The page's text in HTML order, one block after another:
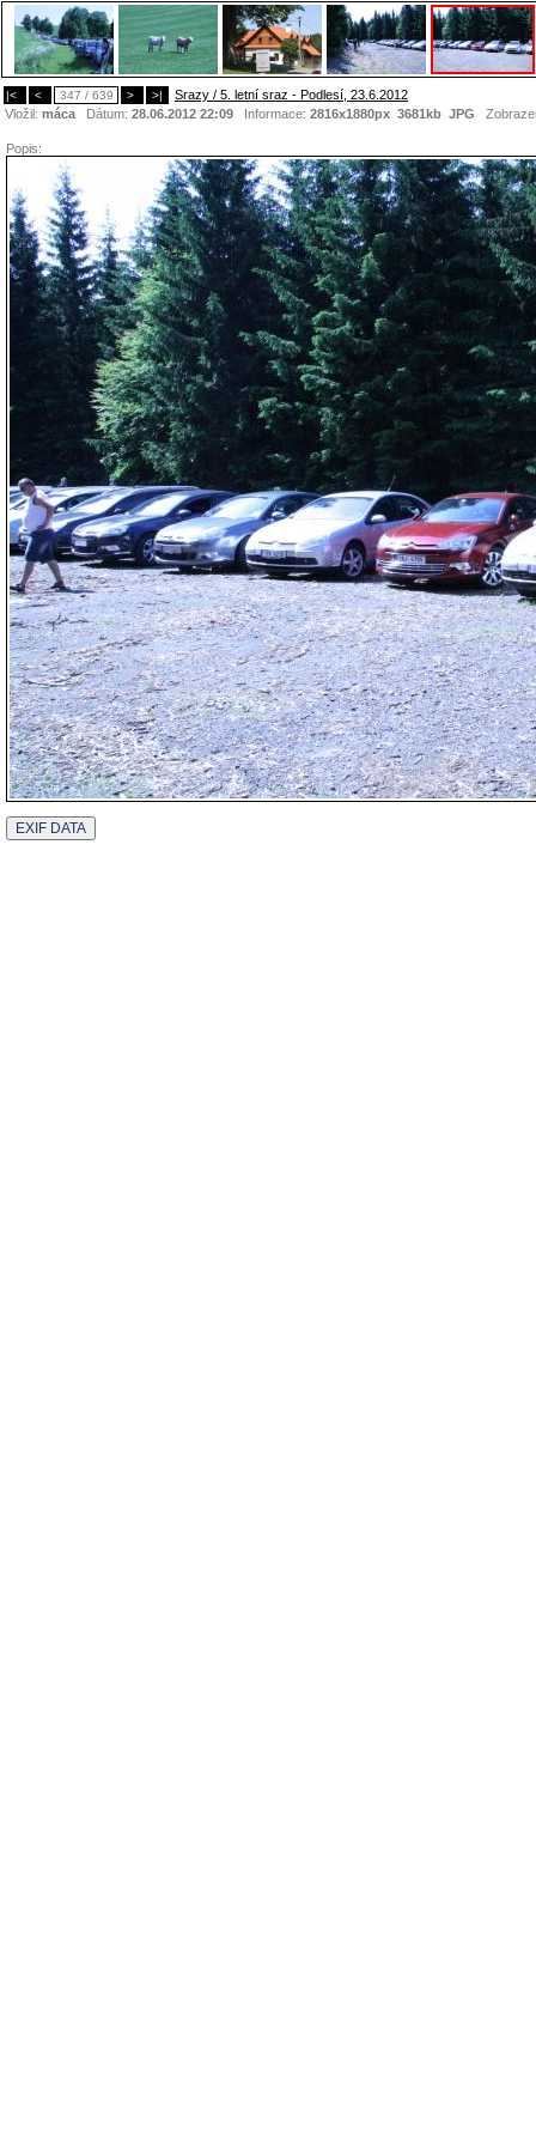
|< < 347 / 639 > >|
Srazy / 5. letní sraz - Podlesí, 23.6.2012
Vložil: máca Dátum: 28.06.2012 22:09 Informace: 2816x1880px 3681kb JPG
Popis: